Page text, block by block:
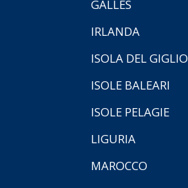
GALLES
IRLANDA
ISOLA DEL GIGLIO
ISOLE BALEARI
ISOLE PELAGIE
LIGURIA
MAROCCO